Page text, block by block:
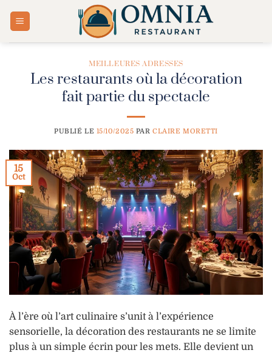
MEILLEURES ADRESSES
Les restaurants où la décoration
fait partie du spectacle
PUBLIÉ LE 15/10/2025 PARCLAIRE MORETTI
15
Oct
À l’ère où l’art culinaire s’unit à l’expérience
sensorielle, la décoration des restaurants ne se limite
plus à un simple écrin pour les mets. Elle devient un